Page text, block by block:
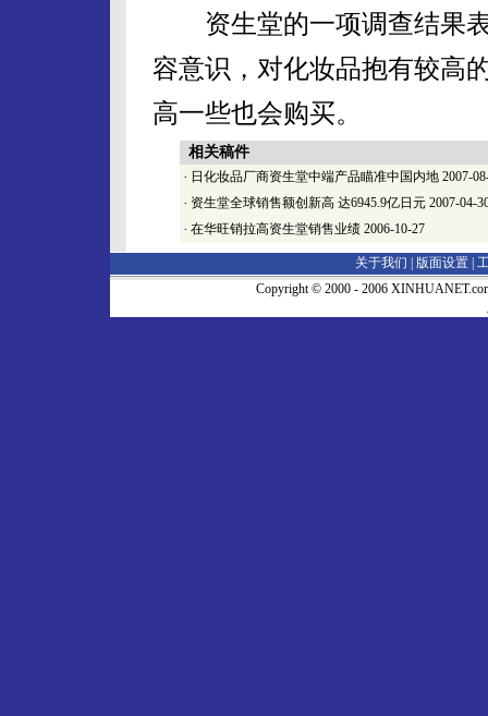
资生堂的一项调查结果表
容意识，对化妆品抱有较高
高一些也会购买。
相关稿件
· 日化妆品厂商资生堂中端产品瞄准中国内地 2007-
· 资生堂全球销售额创新高 达6945.9亿日元 2007-04-
· 在华旺销拉高资生堂销售业绩 2006-10-27
关于我们 | 版面设置
Copyright © 2000 - 2006